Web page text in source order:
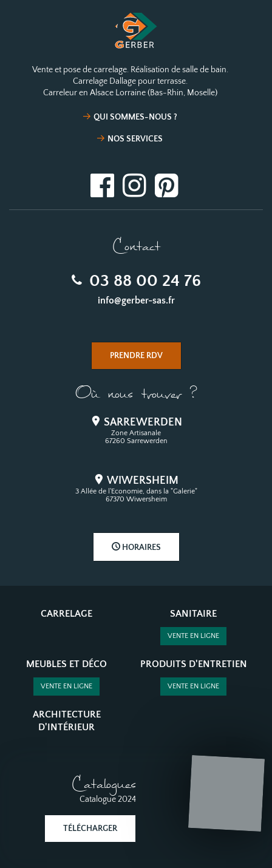
Vente et pose de carrelage. Réalisation de salle de bain.
Carrelage Dallage pour terrasse.
Carreleur en Alsace Lorraine (Bas-Rhin, Moselle)
QUI SOMMES-NOUS ?
NOS SERVICES
Contact
03 88 00 24 76
info@gerber-sas.fr
PRENDRE RDV
Où nous trouver ?
SARREWERDEN
Zone Artisanale
67260 Sarrewerden
WIWERSHEIM
3 Allée de l'Economie, dans la "Galerie"
67370 Wiwersheim
HORAIRES
CARRELAGE SANITAIRE
VENTE EN LIGNE
MEUBLES ET DÉCO
VENTE EN LIGNE
PRODUITS D'ENTRETIEN
VENTE EN LIGNE
ARCHITECTURE
D'INTÉRIEUR
Catalogues
Catalogue 2024
TÉLÉCHARGER